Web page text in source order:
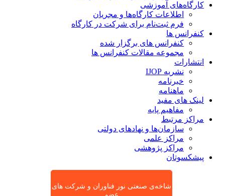
کارگاه‌های آموزشی
اطلاعات کارگاه‌ها و مجریان
فرم ثبت‌نام برای شرکت در کارگاه
کنفرانس ها
کنفرانس های برگزار شده
مجموعه مقالات کنفرانس ها
انتشارات
نشریه IJOP
خبرنامه
ماهنامه
لینک های مفید
مفاهیم پایه
مراکز مرتبط
سازمان‌ها و نهادهای دولتی
مراکز علمی
مراکز پژوهشی
پیشکسوتان
شاخه‌ی صنعتی نور فناوران و شرکت های